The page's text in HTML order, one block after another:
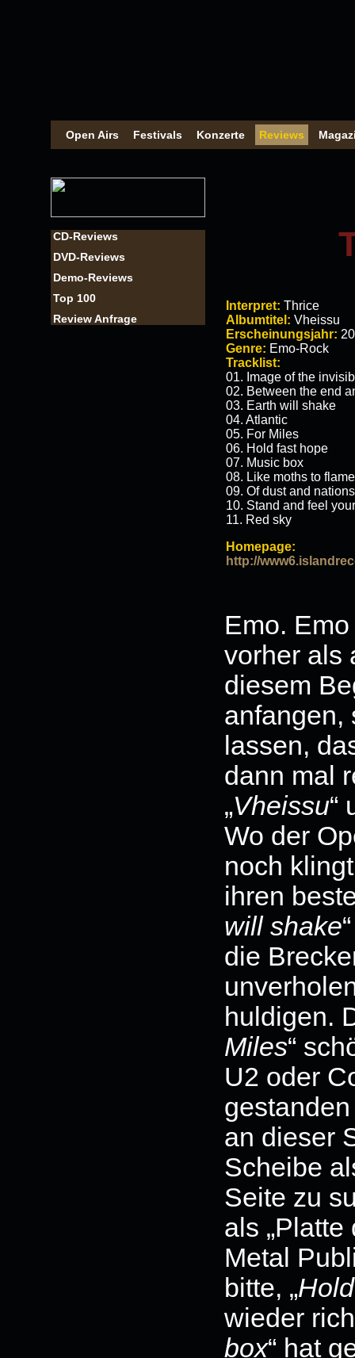
Open Airs Festivals Konzerte Reviews
CD-Reviews
DVD-Reviews
Demo-Reviews
Top 100
Review Anfrage
Interpret: Thrice
Albumtitel: Vheissu
Erscheinungsjahr:
Genre: Emo-Rock
Tracklist:
01. Image of the
02. Between the end
03. Earth will shake
04. Atlantic
05. For Miles
06. Hold fast hope
07. Music box
08. Like moths to flame
09. Of dust and nations
10. Stand and feel
11. Red sky
Homepage:
http://
Emo.
vorher als
diesem
anfangen,
lassen,
dann mal
„Vheissu“
Wo der
noch
ihren
will shake
die
huldigen.
Miles“
U2 oder
an dieser
Scheibe
Seite zu
als
Metal
bitte, „
wieder
box“ hat